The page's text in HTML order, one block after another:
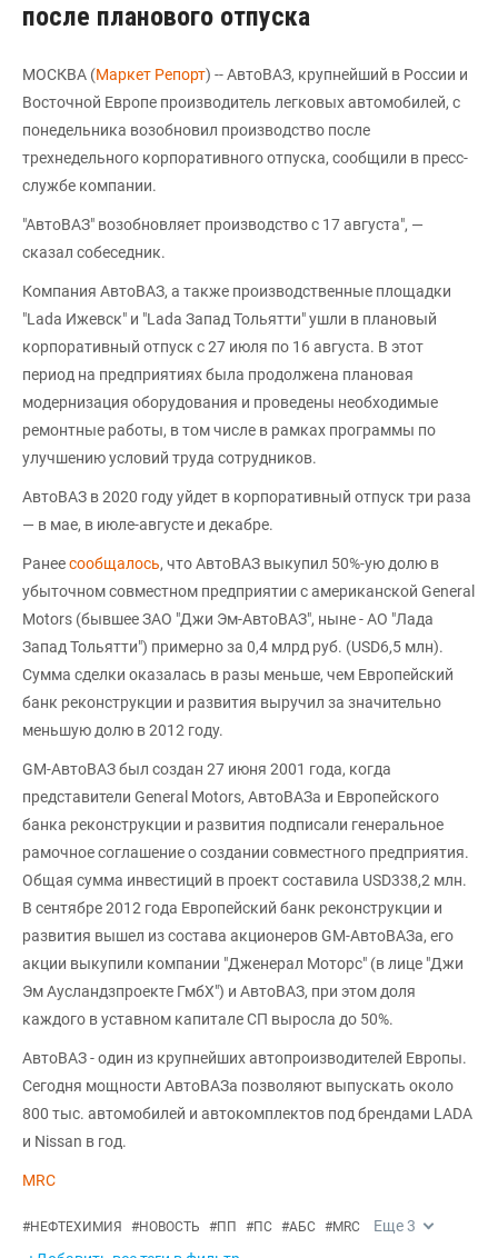
после планового отпуска
МОСКВА (Маркет Репорт) -- АвтоВАЗ, крупнейший в России и
Восточной Европе производитель легковых автомобилей, с
понедельника возобновил производство после
трехнедельного корпоративного отпуска, сообщили в пресс-
службе компании.
"АвтоВАЗ" возобновляет производство с 17 августа", —
сказал собеседник.
Компания АвтоВАЗ, а также производственные площадки
"Lada Ижевск" и "Lada Запад Тольятти" ушли в плановый
корпоративный отпуск с 27 июля по 16 августа. В этот
период на предприятиях была продолжена плановая
модернизация оборудования и проведены необходимые
ремонтные работы, в том числе в рамках программы по
улучшению условий труда сотрудников.
АвтоВАЗ в 2020 году уйдет в корпоративный отпуск три раза
— в мае, в июле-августе и декабре.
Ранеесообщалось, что АвтоВАЗ выкупил 50%-ую долю в
убыточном совместном предприятии с американской General
Motors (бывшее ЗАО "Джи Эм-АвтоВАЗ", ныне - АО "Лада
Запад Тольятти") примерно за 0,4 млрд руб. (USD6,5 млн).
Сумма сделки оказалась в разы меньше, чем Европейский
банк реконструкции и развития выручил за значительно
меньшую долю в 2012 году.
GM-АвтоВАЗ был создан 27 июня 2001 года, когда
представители General Motors, АвтоВАЗа и Европейского
банка реконструкции и развития подписали генеральное
рамочное соглашение о создании совместного предприятия.
Общая сумма инвестиций в проект составила USD338,2 млн.
В сентябре 2012 года Европейский банк реконструкции и
развития вышел из состава акционеров GM-АвтоВАЗа, его
акции выкупили компании "Дженерал Моторс" (в лице "Джи
Эм Аусландзпроекте ГмбХ") и АвтоВАЗ, при этом доля
каждого в уставном капитале СП выросла до 50%.
АвтоВАЗ - один из крупнейших автопроизводителей Европы.
Сегодня мощности АвтоВАЗа позволяют выпускать около
800 тыс. автомобилей и автокомплектов под брендами LADA
и Nissan в год.
MRC
#НЕФТЕХИМИЯ #НОВОСТЬ #ПП #ПС #АБС #MRC Еще3